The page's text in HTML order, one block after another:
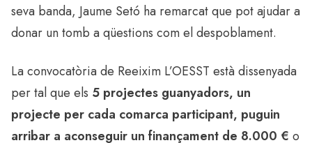
seva banda, Jaume Setó ha remarcat que pot ajudar a
donar un tomb a qüestions com el despoblament.
La convocatòria de Reeixim L’OESST està dissenyada
per tal que els 5 projectes guanyadors, un
projecte per cada comarca participant, puguin
arribar a aconseguir un finançament de 8.000 € o